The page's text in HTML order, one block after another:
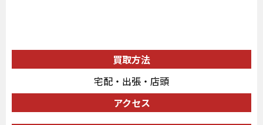
買取方法
宅配・出張・店頭
アクセス